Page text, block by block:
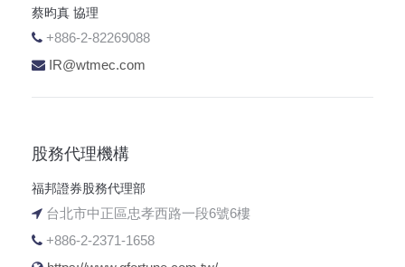
蔡昀真 協理
+886-2-82269088
IR@wtmec.com
股務代理機構
福邦證券股務代理部
台北市中正區忠孝西路一段6號6樓
+886-2-2371-1658